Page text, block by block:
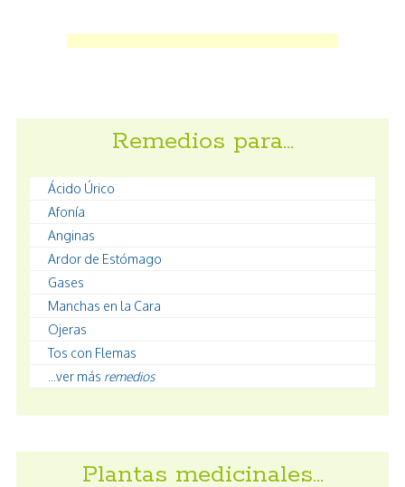
Remedios para…
Ácido Úrico
Afonía
Anginas
Ardor de Estómago
Gases
Manchas en la Cara
Ojeras
Tos con Flemas
...ver más remedios
Plantas medicinales…